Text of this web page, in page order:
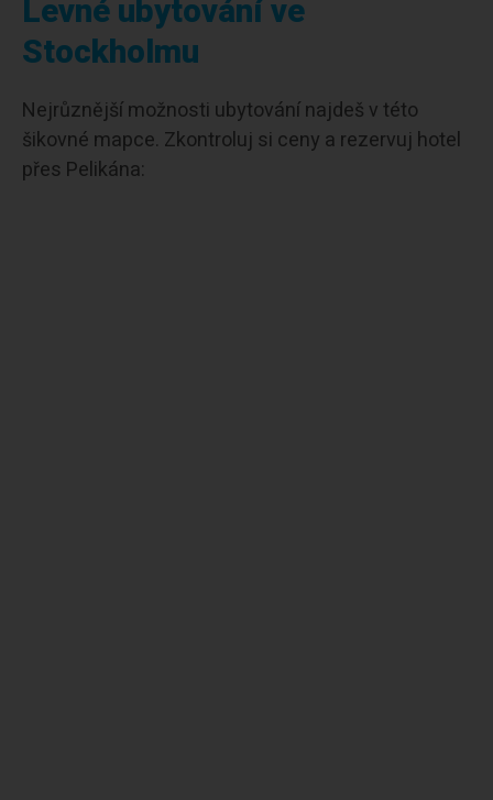
Levné ubytování ve
Stockholmu
Nejrůznější možnosti ubytování najdeš v této
šikovné mapce. Zkontroluj si ceny a rezervuj hotel
přes Pelikána: